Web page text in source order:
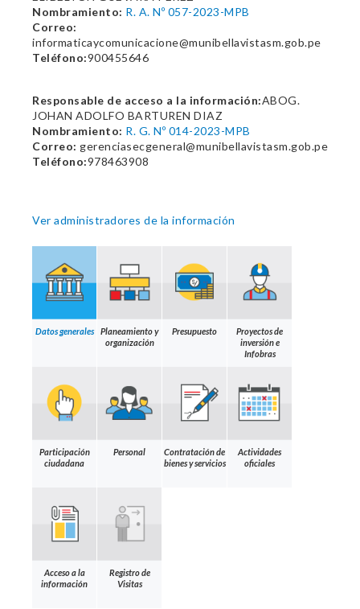
Nombramiento: R. A. Nº 057-2023-MPB
Correo:
informaticaycomunicacione@munibellavistasm.gob.pe
Teléfono:900455646
Responsable de acceso a la información:ABOG.
JOHAN ADOLFO BARTUREN DIAZ
Nombramiento: R. G. Nº 014-2023-MPB
Correo: gerenciasecgeneral@munibellavistasm.gob.pe
Teléfono:978463908
Ver administradores de la información
Datos generales
Planeamiento y
organización
Presupuesto
Proyectos de
inversión e
Infobras
Participación
ciudadana
Personal
Contratación de
bienes y servicios
Actividades
oficiales
Acceso a la
información
Registro de
Visitas